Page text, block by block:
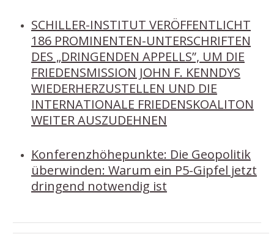
SCHILLER-INSTITUT VERÖFFENTLICHT
186 PROMINENTEN-UNTERSCHRIFTEN
DES „DRINGENDEN APPELLS”, UM DIE
FRIEDENSMISSION JOHN F. KENNDYS
WIEDERHERZUSTELLEN UND DIE
INTERNATIONALE FRIEDENSKOALITON
WEITER AUSZUDEHNEN
Konferenzhöhepunkte: Die Geopolitik
überwinden: Warum ein P5-Gipfel jetzt
dringend notwendig ist